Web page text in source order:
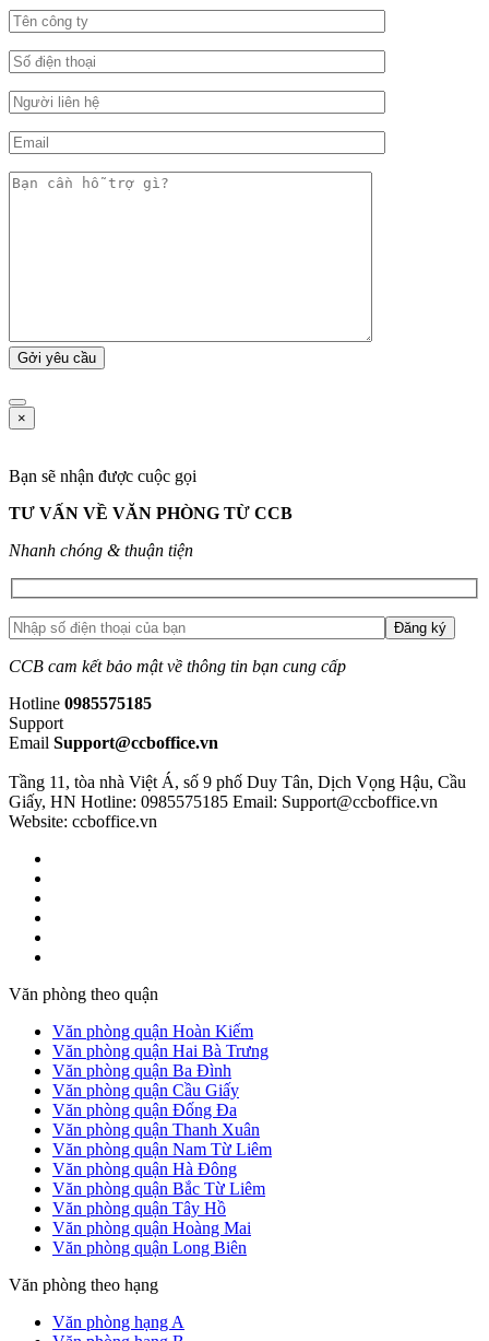
×
Bạn sẽ nhận được cuộc gọi
TƯ VẤN VỀ VĂN PHÒNG TỪ CCB
Nhanh chóng & thuận tiện
CCB cam kết bảo mật về thông tin bạn cung cấp
Hotline 0985575185
Support
Email Support@ccboffice.vn
Tầng 11, tòa nhà Việt Á, số 9 phố Duy Tân, Dịch Vọng Hậu, Cầu
Giấy, HN Hotline: 0985575185 Email: Support@ccboffice.vn
Website: ccboffice.vn
Văn phòng theo quận
Văn phòng quận Hoàn Kiếm
Văn phòng quận Hai Bà Trưng
Văn phòng quận Ba Đình
Văn phòng quận Cầu Giấy
Văn phòng quận Đống Đa
Văn phòng quận Thanh Xuân
Văn phòng quận Nam Từ Liêm
Văn phòng quận Hà Đông
Văn phòng quận Bắc Từ Liêm
Văn phòng quận Tây Hồ
Văn phòng quận Hoàng Mai
Văn phòng quận Long Biên
Văn phòng theo hạng
Văn phòng hạng A